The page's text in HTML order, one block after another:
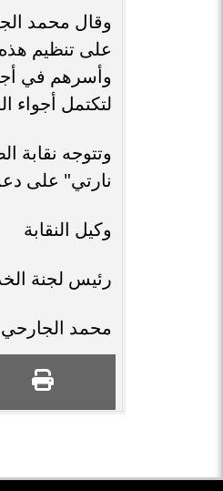
وقال محمد
على تنظيم
وأسرهم في
لتكتمل أجواء
وتتوجه
نارتي" على
وكيل النقابة
رئيس لجنة
محمد الجارحي